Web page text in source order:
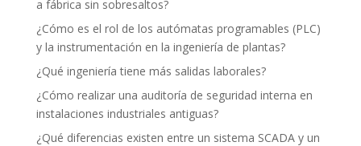
a fábrica sin sobresaltos?
¿Cómo es el rol de los autómatas programables (PLC)
y la instrumentación en la ingeniería de plantas?
¿Qué ingeniería tiene más salidas laborales?
¿Cómo realizar una auditoría de seguridad interna en
instalaciones industriales antiguas?
¿Qué diferencias existen entre un sistema SCADA y un